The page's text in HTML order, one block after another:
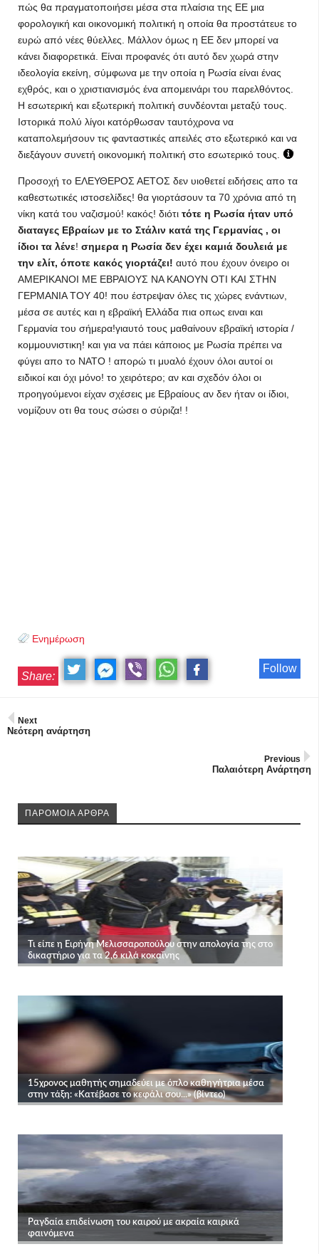
πώς θα πραγματοποιήσει μέσα στα πλαίσια της ΕΕ μια
φορολογική και οικονομική πολιτική η οποία θα προστάτευε το
ευρώ από νέες θύελλες. Μάλλον όμως η ΕΕ δεν μπορεί να
κάνει διαφορετικά. Είναι προφανές ότι αυτό δεν χωρά στην
ιδεολογία εκείνη, σύμφωνα με την οποία η Ρωσία είναι ένας
εχθρός, και ο χριστιανισμός ένα απομεινάρι του παρελθόντος.
Η εσωτερική και εξωτερική πολιτική συνδέονται μεταξύ τους.
Ιστορικά πολύ λίγοι κατόρθωσαν ταυτόχρονα να
καταπολεμήσουν τις φανταστικές απειλές στο εξωτερικό και να
διεξάγουν συνετή οικονομική πολιτική στο εσωτερικό τους.
Προσοχή το ΕΛΕΥΘΕΡΟΣ ΑΕΤΟΣ δεν υιοθετεί ειδήσεις απο τα
καθεστωτικές ιστοσελίδες! θα γιορτάσουν τα 70 χρόνια από τη
νίκη κατά του ναζισμού! κακός! διότι τότε η Ρωσία ήταν υπό
διαταγες Εβραίων με το Στάλιν κατά της Γερμανίας , οι
ίδιοι τα λένε! σημερα η Ρωσία δεν έχει καμιά δουλειά με
την ελίτ, όποτε κακός γιορτάζει! αυτό που έχουν όνειρο οι
ΑΜΕΡΙΚΑΝΟΙ ΜΕ ΕΒΡΑΙΟΥΣ ΝΑ ΚΑΝΟΥΝ ΟΤΙ ΚΑΙ ΣΤΗΝ
ΓΕΡΜΑΝΙΑ ΤΟΥ 40! που έστρεψαν όλες τις χώρες ενάντιων,
μέσα σε αυτές και η εβραϊκή Ελλάδα πια οπως ειναι και
Γερμανία του σήμερα!γιαυτό τους μαθαίνουν εβραϊκή ιστορία /
κομμουνιστικη! και για να πάει κάποιος με Ρωσία πρέπει να
φύγει απο το ΝΑΤΟ ! απορώ τι μυαλό έχουν όλοι αυτοί οι
ειδικοί και όχι μόνο! το χειρότερο; αν και σχεδόν όλοι οι
προηγούμενοι είχαν σχέσεις με Εβραίους αν δεν ήταν οι ίδιοι,
νομίζουν οτι θα τους σώσει ο σύριζα! !
Ενημέρωση
Follow
Share:
Next
Νεότερη ανάρτηση
Previous
Παλαιότερη Ανάρτηση
ΠΑΡΟΜΟΙΑ ΑΡΘΡΑ